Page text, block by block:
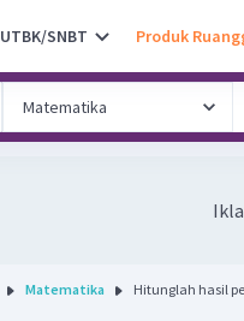
UTBK/SNBT Produk
Matematika Hitunglah hasil